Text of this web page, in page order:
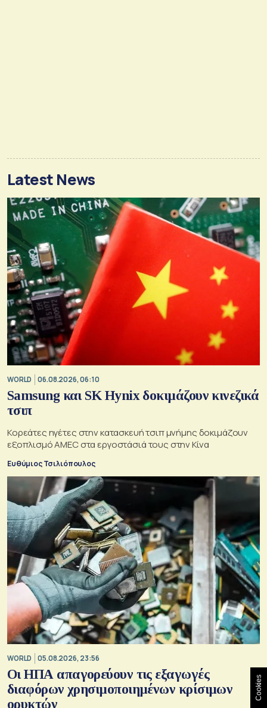
Latest News
WORLD 06.08.2026, 06:10
Samsung και SK Hynix δοκιμάζουν κινεζικά
τσιπ
Κορεάτες ηγέτες στην κατασκευή τσιπ μνήμης δοκιμάζουν
εξοπλισμό AMEC στα εργοστάσιά τους στην Κίνα
Ευθύμιος Τσιλιόπουλος
WORLD 05.08.2026, 23:56
Οι ΗΠΑ απαγορεύουν τις εξαγωγές
διαφόρων χρησιμοποιημένων κρίσιμων
ορυκτών
Cookies